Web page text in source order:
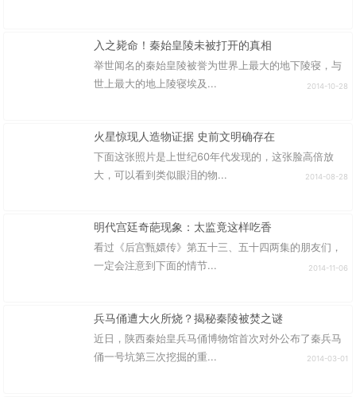
入之毙命！秦始皇陵未被打开的真相
举世闻名的秦始皇陵被誉为世界上最大的地下陵寝，与
世上最大的地上陵寝埃及...
2014-10-28
火星惊现人造物证据 史前文明确存在
下面这张照片是上世纪60年代发现的，这张脸高倍放
大，可以看到类似眼泪的物...
2014-08-28
明代宫廷奇葩现象：太监竟这样吃香
看过《后宫甄嬛传》第五十三、五十四两集的朋友们，
一定会注意到下面的情节...
2014-11-06
兵马俑遭大火所烧？揭秘秦陵被焚之谜
近日，陕西秦始皇兵马俑博物馆首次对外公布了秦兵马
俑一号坑第三次挖掘的重...
2014-03-01